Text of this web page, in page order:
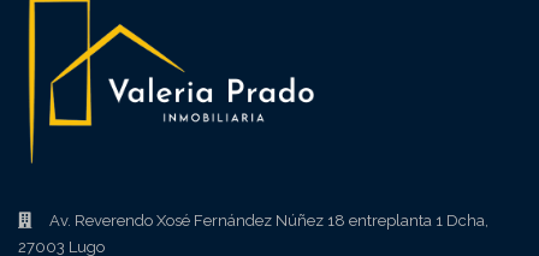
Av. Reverendo Xosé Fernández Núñez 18 entreplanta 1 Dcha,
27003 Lugo